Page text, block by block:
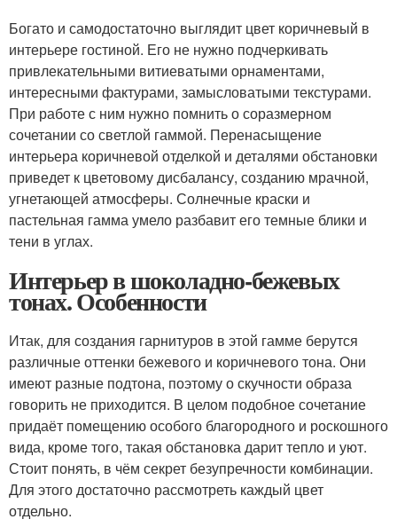
Богато и самодостаточно выглядит цвет коричневый в
интерьере гостиной. Его не нужно подчеркивать
привлекательными витиеватыми орнаментами,
интересными фактурами, замысловатыми текстурами.
При работе с ним нужно помнить о соразмерном
сочетании со светлой гаммой. Перенасыщение
интерьера коричневой отделкой и деталями обстановки
приведет к цветовому дисбалансу, созданию мрачной,
угнетающей атмосферы. Солнечные краски и
пастельная гамма умело разбавит его темные блики и
тени в углах.
Интерьер в шоколадно-бежевых
тонах. Особенности
Итак, для создания гарнитуров в этой гамме берутся
различные оттенки бежевого и коричневого тона. Они
имеют разные подтона, поэтому о скучности образа
говорить не приходится. В целом подобное сочетание
придаёт помещению особого благородного и роскошного
вида, кроме того, такая обстановка дарит тепло и уют.
Стоит понять, в чём секрет безупречности комбинации.
Для этого достаточно рассмотреть каждый цвет
отдельно.